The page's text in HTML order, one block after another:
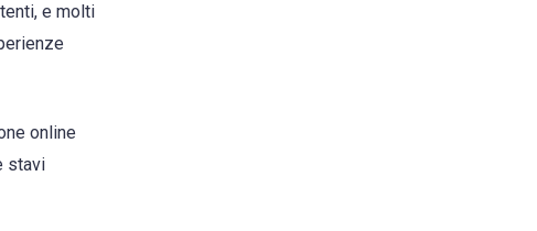
e molti
online
stavi